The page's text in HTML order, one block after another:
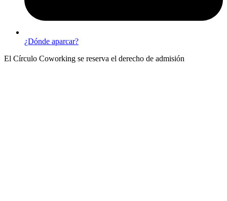
¿Dónde aparcar?
El Círculo Coworking se reserva el derecho de admisión